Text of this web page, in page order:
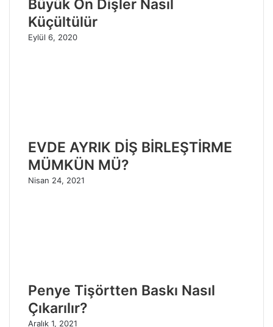
Büyük Ön Dişler Nasıl
Küçültülür
Eylül 6, 2020
EVDE AYRIK DİŞ BİRLEŞTİRME
MÜMKÜN MÜ?
Nisan 24, 2021
Penye Tişörtten Baskı Nasıl
Çıkarılır?
Aralık 1, 2021